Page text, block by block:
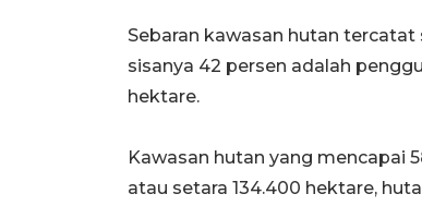
Sebaran kawasan hutan
sisanya 42 persen adalah
hektare.
Kawasan hutan yang mencapai
atau setara 134.400 hektare,